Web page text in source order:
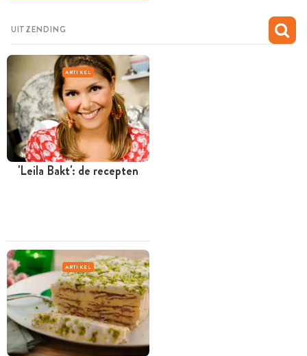
ARTIKEL
'Leila Bakt': de recepten
ARTIKEL
MIJN BEWAARDE RECEPTEN